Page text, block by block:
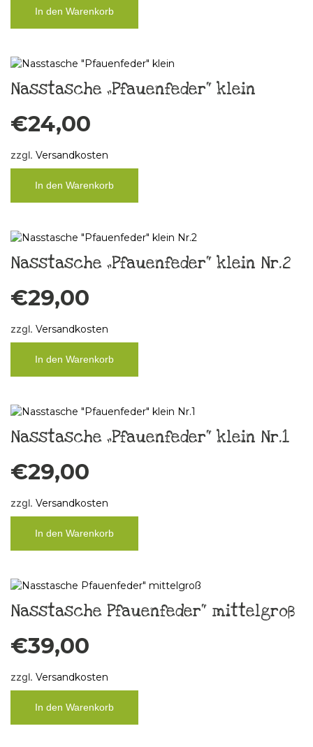
In den Warenkorb
Nasstasche „Pfauenfeder“ klein
€24,00
zzgl. Versandkosten
In den Warenkorb
Nasstasche „Pfauenfeder“ klein Nr.2
€29,00
zzgl. Versandkosten
In den Warenkorb
Nasstasche „Pfauenfeder“ klein Nr.1
€29,00
zzgl. Versandkosten
In den Warenkorb
Nasstasche Pfauenfeder“ mittelgroß
€39,00
zzgl. Versandkosten
In den Warenkorb